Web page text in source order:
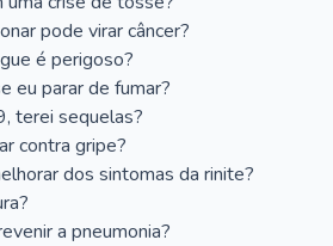
pode virar câncer?
é perigoso?
eu parar de fumar?
terei sequelas?
contra gripe?
dos sintomas da rinite?
a pneumonia?